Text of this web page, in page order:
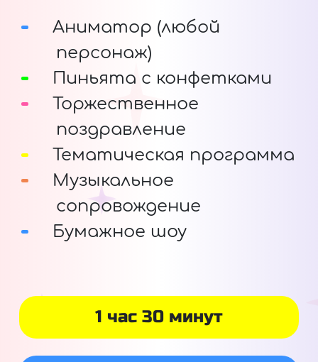
Аниматор (любой
персонаж)
Пиньята с конфетками
Торжественное
поздравление
Тематическая программа
Музыкальное
сопровождение
Бумажное шоу
1 час 30 минут